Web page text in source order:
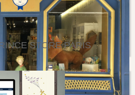
STORE PARIS